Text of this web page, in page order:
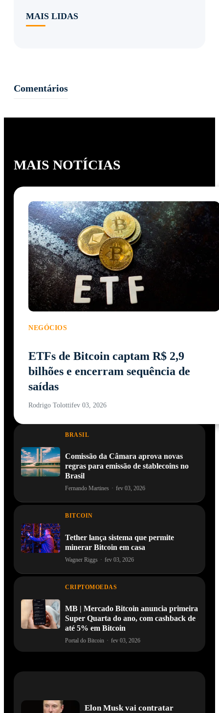
MAIS LIDAS
Comentários
MAIS NOTÍCIAS
NEGÓCIOS
ETFs de Bitcoin captam R$ 2,9
bilhões e encerram sequência de
saídas
Rodrigo Tolottifev 03, 2026
BRASIL
Comissão da Câmara aprova novas
regras para emissão de stablecoins no
Brasil
Fernando Martines · fev 03, 2026
BITCOIN
Tether lança sistema que permite
minerar Bitcoin em casa
Wagner Riggs · fev 03, 2026
CRIPTOMOEDAS
MB | Mercado Bitcoin anuncia primeira
Super Quarta do ano, com cashback de
até 5% em Bitcoin
Portal do Bitcoin · fev 03, 2026
Elon Musk vai contratar